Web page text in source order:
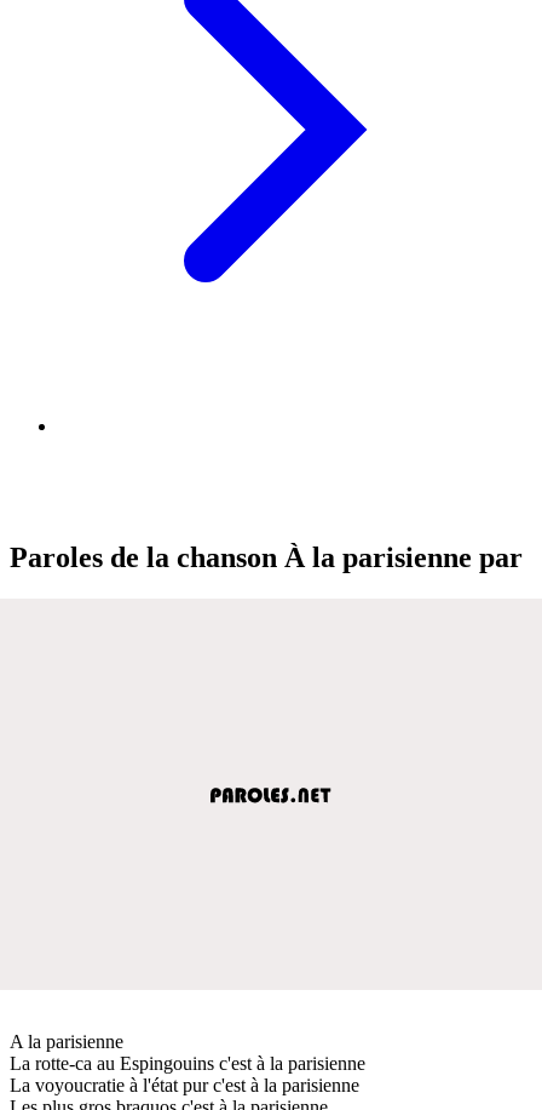
Paroles de la chanson À la parisienne par
A la parisienne
La rotte-ca au Espingouins c'est à la parisienne
La voyoucratie à l'état pur c'est à la parisienne